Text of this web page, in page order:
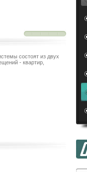
состоят из двух
- квартир,